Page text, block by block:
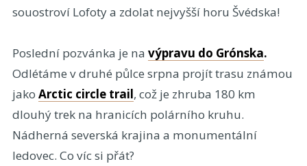
souostroví Lofoty a zdolat nejvyšší horu Švédska!
Poslední pozvánka je na výpravu do Grónska.
Odlétáme v druhé půlce srpna projít trasu známou
jako Arctic circle trail, což je zhruba 180 km
dlouhý trek na hranicích polárního kruhu.
Nádherná severská krajina a monumentální
ledovec. Co víc si přát?